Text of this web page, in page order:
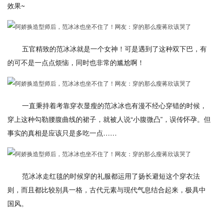
效果~
五官精致的范冰冰就是一个女神！可是遇到了这种双下巴，有
的可不是一点点烦恼，同时也非常的尴尬啊！
一直秉持着考靠穿衣显瘦的范冰冰也有漫不经心穿错的时候，
穿上这种勾勒腰腹曲线的裙子，就被人说“小腹微凸”，误传怀孕。但
事实的真相是应该只是多吃一点……
范冰冰走红毯的时候穿的礼服都运用了扬长避短这个穿衣法
则，而且都比较别具一格，古代元素与现代气息结合起来，极具中
国风。